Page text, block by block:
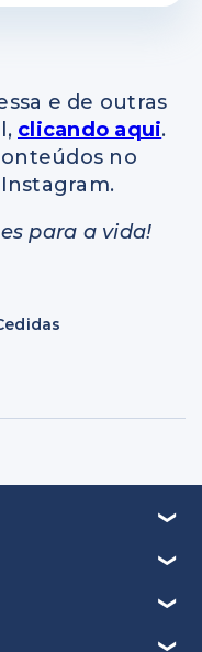
e de outras
clicando aqui.
no
para a vida!